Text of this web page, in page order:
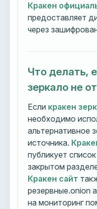
Кракен
предоставляет
через
Что делать,
зеркало не
Если кракен
необходимо
альтернативное
источника.
публикует
закрытом
Кракен сайт
резервные.onion
на мониторинг